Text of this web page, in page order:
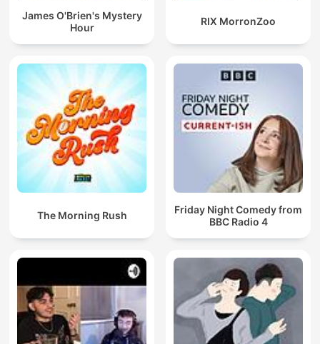
James O'Brien's Mystery
Hour
RIX MorronZoo
The Morning Rush
Friday Night Comedy from
BBC Radio 4